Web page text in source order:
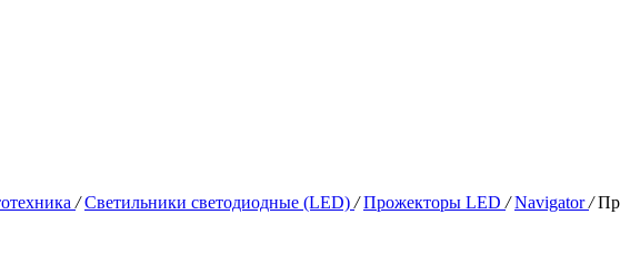
/ Светильники светодиодные (LED) / Прожекторы LED / Navigator/